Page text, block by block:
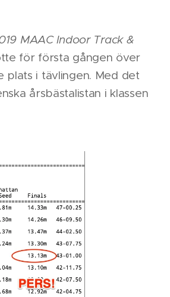
MAAC Indoor Track &
för första gången över
plats i tävlingen. Med det
årsbästalistan i klassen